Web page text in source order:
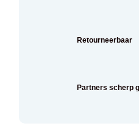
Retourneerbaar
Partners scherp